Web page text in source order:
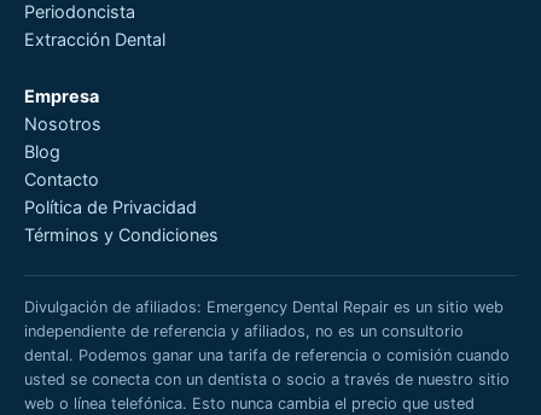
Periodoncista
Extracción Dental
Empresa
Nosotros
Blog
Contacto
Política de Privacidad
Términos y Condiciones
Divulgación de afiliados: Emergency Dental Repair es un sitio web
independiente de referencia y afiliados, no es un consultorio
dental. Podemos ganar una tarifa de referencia o comisión cuando
usted se conecta con un dentista o socio a través de nuestro sitio
web o línea telefónica. Esto nunca cambia el precio que usted